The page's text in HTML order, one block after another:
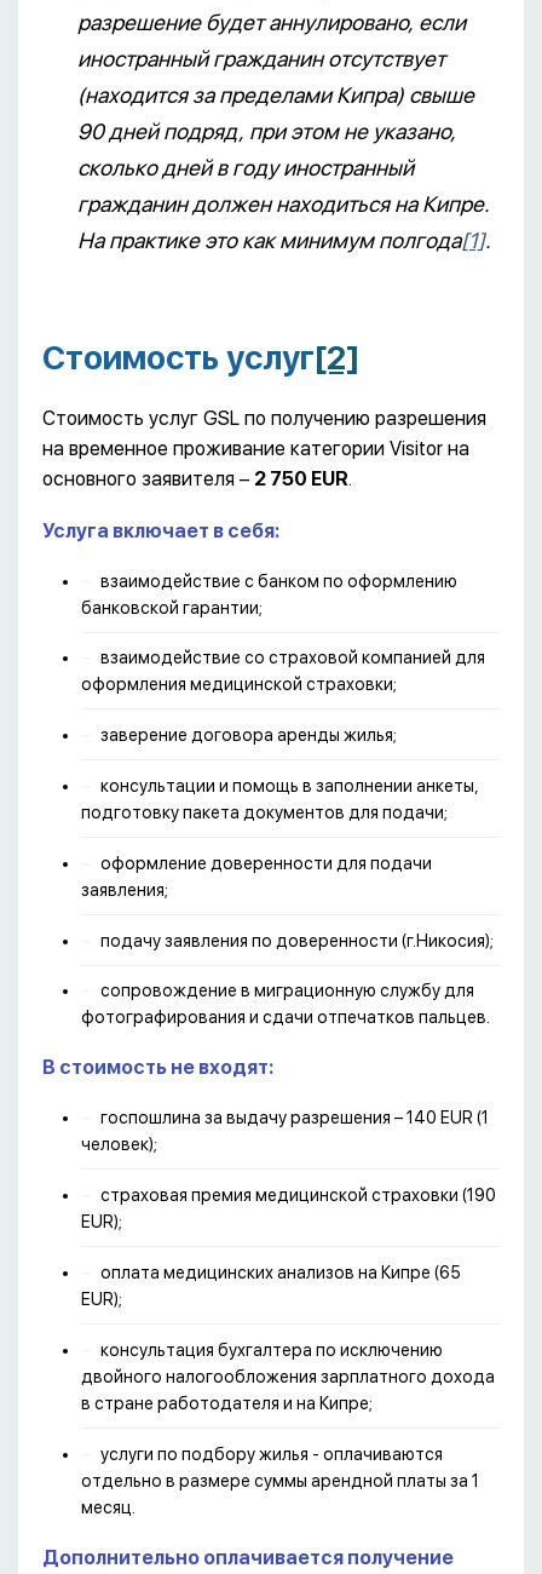
разрешение будет аннулировано, если
иностранный гражданин отсутствует
(находится за пределами Кипра) свыше
90 дней подряд, при этом не указано,
сколько дней в году иностранный
гражданин должен находиться на Кипре.
На практике это как минимум полгода[1].
Стоимость услуг[2]
Стоимость услуг GSL по получению разрешения
на временное проживание категории Visitor на
основного заявителя – 2 750 EUR.
Услуга включает в себя:
взаимодействие с банком по оформлению
банковской гарантии;
взаимодействие со страховой компанией для
оформления медицинской страховки;
заверение договора аренды жилья;
консультации и помощь в заполнении анкеты,
подготовку пакета документов для подачи;
оформление доверенности для подачи
заявления;
подачу заявления по доверенности (г.Никосия);
сопровождение в миграционную службу для
фотографирования и сдачи отпечатков пальцев.
В стоимость не входят:
госпошлина за выдачу разрешения – 140 EUR (1
человек);
страховая премия медицинской страховки (190
EUR);
оплата медицинских анализов на Кипре (65
EUR);
консультация бухгалтера по исключению
двойного налогообложения зарплатного дохода
в стране работодателя и на Кипре;
услуги по подбору жилья - оплачиваются
отдельно в размере суммы арендной платы за 1
месяц.
Дополнительно оплачивается получение